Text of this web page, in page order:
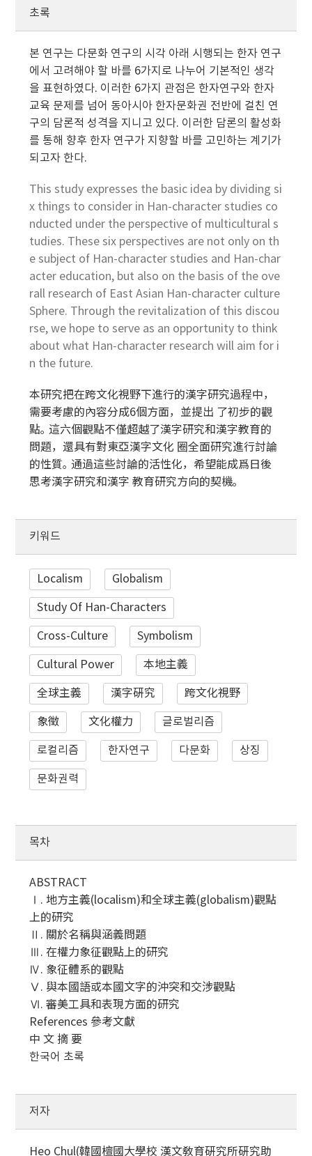
초록
본 연구는 다문화 연구의 시각 아래 시행되는 한자 연구
에서 고려해야 할 바를 6가지로 나누어 기본적인 생각
을 표현하였다. 이러한 6가지 관점은 한자연구와 한자
교육 문제를 넘어 동아시아 한자문화권 전반에 걸친 연
구의 담론적 성격을 지니고 있다. 이러한 담론의 활성화
를 통해 향후 한자 연구가 지향할 바를 고민하는 계기가
되고자 한다.
This study expresses the basic idea by dividing si
x things to consider in Han-character studies co
nducted under the perspective of multicultural s
tudies. These six perspectives are not only on th
e subject of Han-character studies and Han-char
acter education, but also on the basis of the ove
rall research of East Asian Han-character culture
Sphere. Through the revitalization of this discou
rse, we hope to serve as an opportunity to think
about what Han-character research will aim for i
n the future.
本研究把在跨文化視野下進行的漢字研究過程中，
需要考慮的內容分成6個方面，並提出 了初步的觀
點｡ 這六個觀點不僅超越了漢字研究和漢字教育的
問題，還具有對東亞漢字文化 圈全面研究進行討論
的性質｡ 通過這些討論的活性化，希望能成爲日後
思考漢字研究和漢字 教育研究方向的契機｡
키워드
Localism Globalism
Study Of Han-Characters
Cross-Culture Symbolism
Cultural Power 本地主義
全球主義 漢字硏究 跨文化視野
象徵 文化權力 글로벌리즘
로컬리즘 한자연구 다문화 상징
문화권력
목차
ABSTRACT
Ⅰ. 地方主義(localism)和全球主義(globalism)觀點
上的研究
Ⅱ. 關於名稱與涵義問題
Ⅲ. 在權力象征觀點上的研究
Ⅳ. 象征體系的觀點
Ⅴ. 與本國語或本國文字的沖突和交涉觀點
Ⅵ. 審美工具和表現方面的研究
References 參考文獻
中 文 摘 要
한국어 초록
저자
Heo Chul(韓國檀國大學校 漢文敎育硏究所硏究助